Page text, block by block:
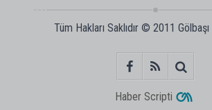
Tüm Hakları Saklıdır © 2011
Haber Scripti